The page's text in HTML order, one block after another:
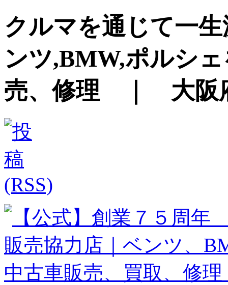
クルマを通じて一
ンツ,BMW,ポルシ
売、修理 ｜ 大阪